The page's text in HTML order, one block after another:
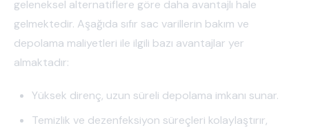
geleneksel alternatiflere göre daha avantajlı hale
gelmektedir. Aşağıda sıfır sac varillerin bakım ve
depolama maliyetleri ile ilgili bazı avantajlar yer
almaktadır:
Yüksek direnç, uzun süreli depolama imkanı sunar.
Temizlik ve dezenfeksiyon süreçleri kolaylaştırır,